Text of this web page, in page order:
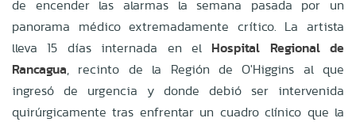
de encender las alarmas la semana pasada por un
panorama médico extremadamente crítico. La artista
lleva 15 días internada en el Hospital Regional de
Rancagua, recinto de la Región de O'Higgins al que
ingresó de urgencia y donde debió ser intervenida
quirúrgicamente tras enfrentar un cuadro clínico que la